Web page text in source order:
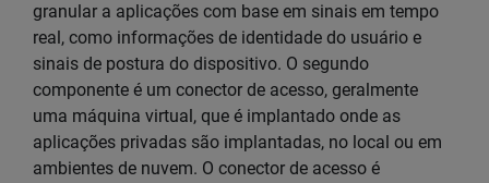
granular a aplicações com base em sinais em tempo
real, como informações de identidade do usuário e
sinais de postura do dispositivo. O segundo
componente é um conector de acesso, geralmente
uma máquina virtual, que é implantado onde as
aplicações privadas são implantadas, no local ou em
ambientes de nuvem. O conector de acesso é